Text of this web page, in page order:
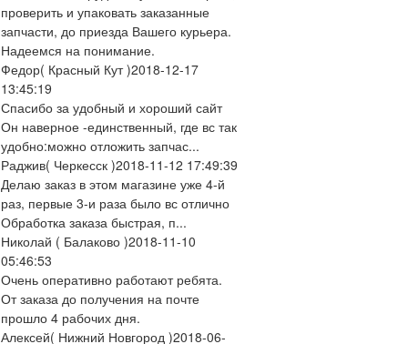
проверить и упаковать заказанные
запчасти, до приезда Вашего курьера.
Надеемся на понимание.
Федор( Красный Кут )2018-12-17
13:45:19
Спасибо за удобный и хороший сайт
Он наверное -единственный, где вс так
удобно:можно отложить запчас...
Раджив( Черкесск )2018-11-12 17:49:39
Делаю заказ в этом магазине уже 4-й
раз, первые 3-и раза было вс отлично
Обработка заказа быстрая, п...
Николай ( Балаково )2018-11-10
05:46:53
Очень оперативно работают ребята.
От заказа до получения на почте
прошло 4 рабочих дня.
Алексей( Нижний Новгород )2018-06-